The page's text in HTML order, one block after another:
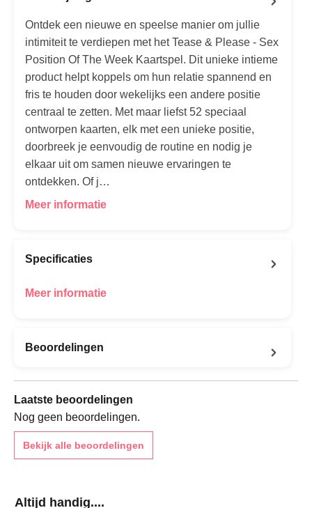
Ontdek een nieuwe en speelse manier om jullie
intimiteit te verdiepen met het Tease & Please - Sex
Position Of The Week Kaartspel. Dit unieke intieme
product helpt koppels om hun relatie spannend en
fris te houden door wekelijks een andere positie
centraal te zetten. Met maar liefst 52 speciaal
ontworpen kaarten, elk met een unieke positie,
doorbreek je eenvoudig de routine en nodig je
elkaar uit om samen nieuwe ervaringen te
ontdekken. Of j…
Meer informatie
Specificaties
Meer informatie
Beoordelingen
Laatste beoordelingen
Nog geen beoordelingen.
Bekijk alle beoordelingen
Productgalerij overslaan
Altijd handig....